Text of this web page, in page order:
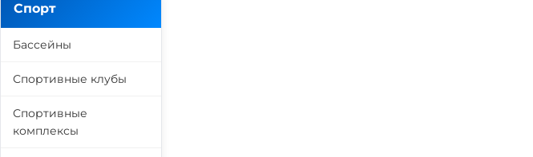
Спорт
Бассейны
Спортивные клубы
Спортивные
комплексы